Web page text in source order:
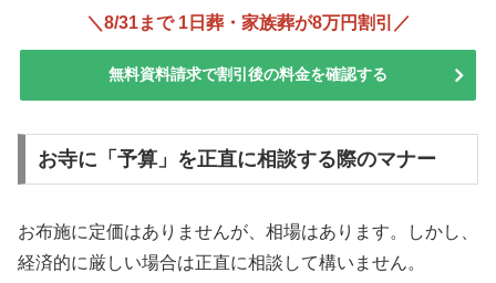
＼8/31まで 1日葬・家族葬が8万円割引／
無料資料請求で割引後の料金を確認する
お寺に「予算」を正直に相談する際のマナー
お布施に定価はありませんが、相場はあります。しかし、
経済的に厳しい場合は正直に相談して構いません。